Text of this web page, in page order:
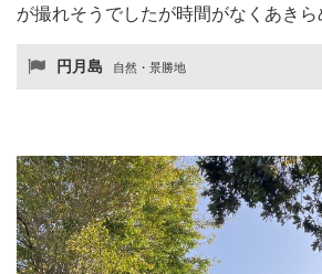
が撮れそうでしたが時間がなくあきら
円月島 自然・景勝地